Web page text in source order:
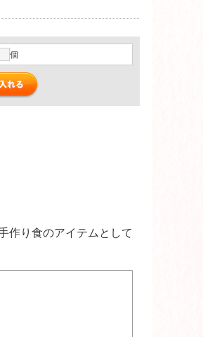
個
作り食のアイテムとして